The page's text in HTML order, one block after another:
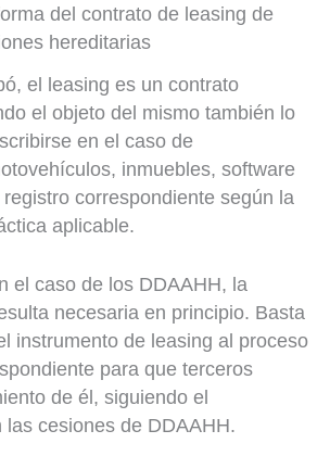
del contrato de leasing de
hereditarias
el leasing es un contrato
el objeto del mismo también lo
en el caso de
inmuebles, software
correspondiente según la
aplicable.
el caso de los DDAAHH, la
necesaria en principio. Basta
instrumento de leasing al proceso
para que terceros
de él, siguiendo el
las cesiones de DDAAHH.